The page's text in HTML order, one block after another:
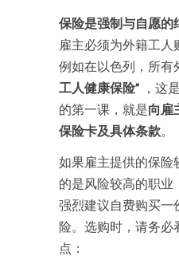
保险是强制与自愿的
雇主必须为外籍工人
例如在以色列，所有
工人健康保险” ，这
的第一课，就是向雇
保险卡及具体条款。
如果雇主提供的保险
的是风险较高的职业
强烈建议自费购买一
险。选购时，请务必
点：